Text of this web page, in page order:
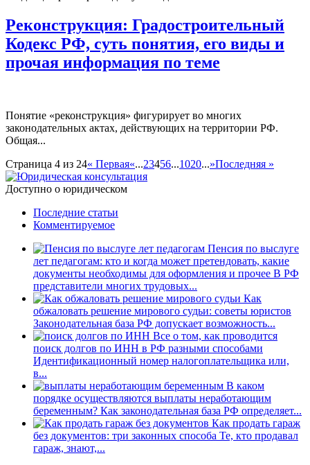
Реконструкция: Градостроительный
Кодекс РФ, суть понятия, его виды и
прочая информация по теме
Понятие «реконструкция» фигурирует во многих
законодательных актах, действующих на территории РФ.
Общая...
Страница 4 из 24« Первая«...23456...1020...»Последняя »
Доступно о юридическом
Последние статьи
Комментируемое
Пенсия по выслуге
лет педагогам: кто и когда может претендовать, какие
документы необходимы для оформления и прочее В РФ
представители многих трудовых...
Как
обжаловать решение мирового судьи: советы юристов
Законодательная база РФ допускает возможность...
Все о том, как проводится
поиск долгов по ИНН в РФ разными способами
Идентификационный номер налогоплательщика или,
в...
В каком
порядке осуществляются выплаты неработающим
беременным? Как законодательная база РФ определяет...
Как продать гараж
без документов: три законных способа Те, кто продавал
гараж, знают,...